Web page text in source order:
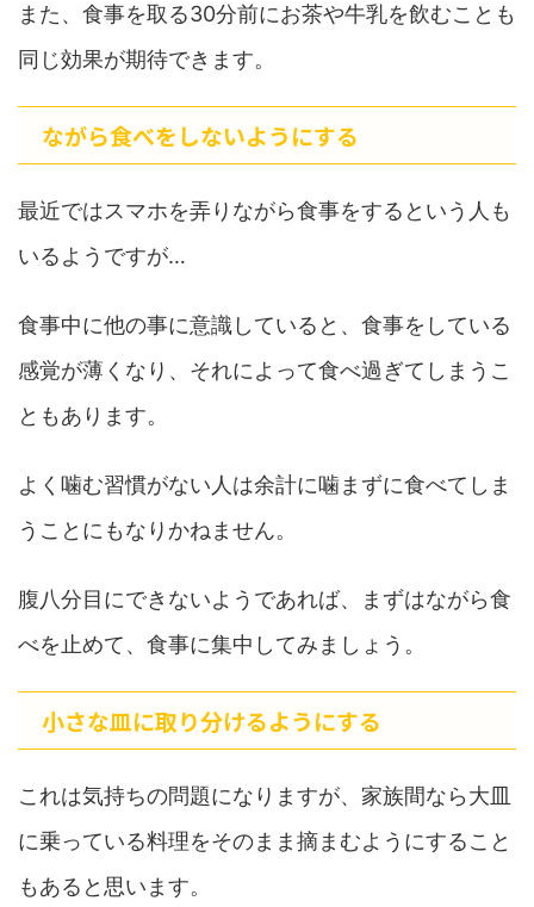
また、食事を取る30分前にお茶や牛乳を飲むことも
同じ効果が期待できます。
ながら食べをしないようにする
最近ではスマホを弄りながら食事をするという人も
いるようですが…
食事中に他の事に意識していると、食事をしている
感覚が薄くなり、それによって食べ過ぎてしまうこ
ともあります。
よく噛む習慣がない人は余計に噛まずに食べてしま
うことにもなりかねません。
腹八分目にできないようであれば、まずはながら食
べを止めて、食事に集中してみましょう。
小さな皿に取り分けるようにする
これは気持ちの問題になりますが、家族間なら大皿
に乗っている料理をそのまま摘まむようにすること
もあると思います。